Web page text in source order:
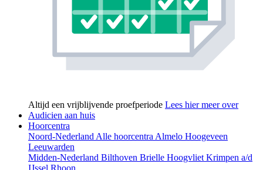
Altijd een vrijblijvende proefperiode Lees hier meer over
Audicien aan huis
Hoorcentra
Noord-NederlandAlle hoorcentraAlmelo Hoogeveen
Leeuwarden
Midden-Nederland Bilthoven Brielle HoogvlietKrimpen a/d